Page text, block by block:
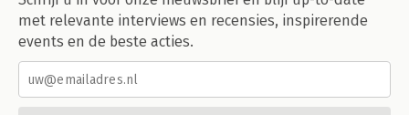
met relevante interviews en recensies, inspirerende
events en de beste acties.